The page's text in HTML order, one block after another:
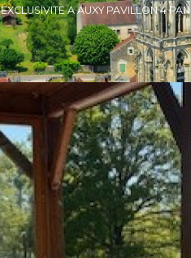
EXCLUSIVITE A AUXY PAVILLON 4